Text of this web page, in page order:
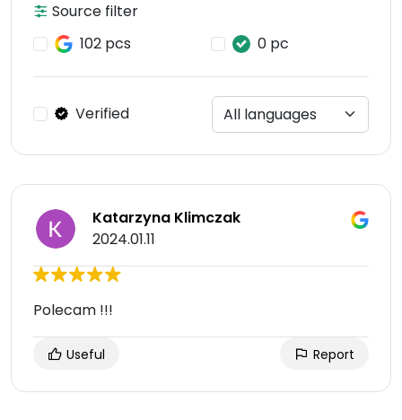
Source filter
102 pcs
0 pc
Verified
Katarzyna Klimczak
2024.01.11
Polecam !!!
Useful Report